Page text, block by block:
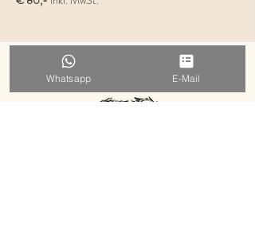
Whatsapp E-Mail